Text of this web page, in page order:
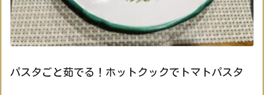
パスタごと茹でる！ホットクックでトマトパスタ